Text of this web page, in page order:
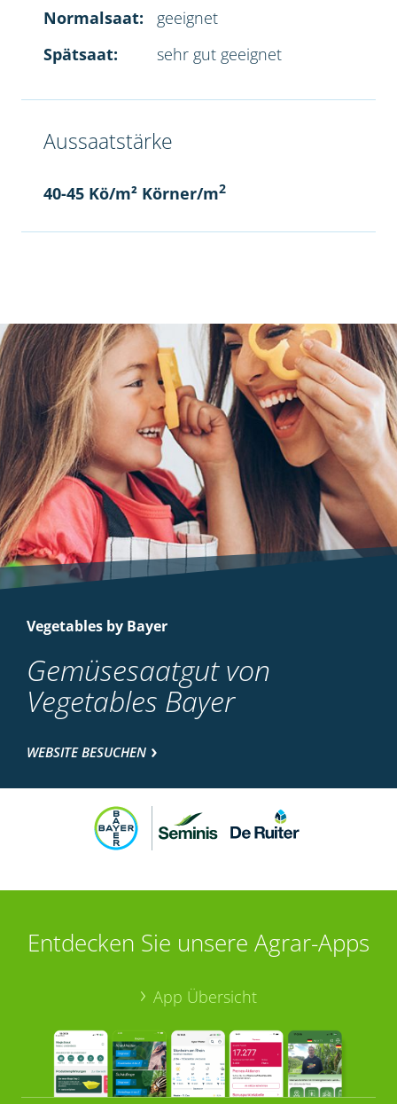
Normalsaat:
geeignet
Spätsaat:
sehr gut geeignet
Aussaatstärke
40-45 Kö/m² Körner/m2
Vegetables by Bayer
Gemüsesaatgut von
Vegetables Bayer
WEBSITE BESUCHEN
Entdecken Sie unsere Agrar-Apps
App Übersicht